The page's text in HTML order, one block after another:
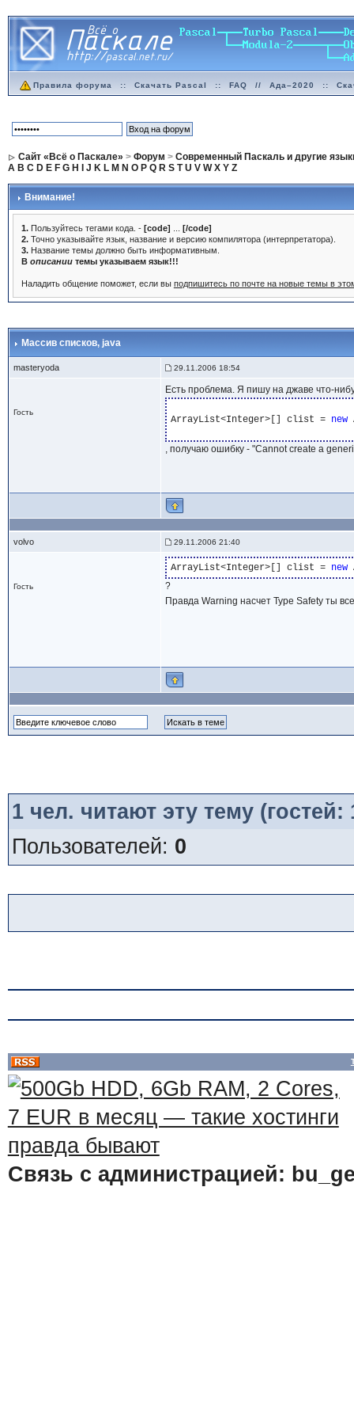
Правила форума :: Скачать Pascal :: FAQ // Ада–2020 ::
Сайт «Всё о Паскале» > Форум > Современный Паскаль и другие
A B C D E F G H J K L M N O P Q R S T U V W X Y Z
Внимание!
1.Пользуйтесь тегами кода. - [code]
[/code]
2.Точно указывайте язык, название и версию компилятора (интерпретатора).
3.Название темы должно быть информативным.
В описаниитемы указываем язык!!!
Наладить общение поможет, если вы подпишитесь по почте на новые темы в
Массив списков, java
masteryoda 29.11.2006 18:54
Гость
Есть проблема. Я пишу на джаве что-
ArrayList<Integer>[] clist = new
, получаю ошибку - "Cannot create a
volvo 29.11.2006 21:40
Гость
ArrayList<Integer>[] clist = new
?
Правда Warning насчет Type Safety ты
1чел. читают эту тему
Пользователей: 0
Связь с администрацией: